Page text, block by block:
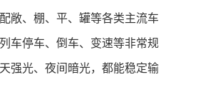
敞、棚、平、罐等各类主流车
车停车、倒车、变速等非常规
强光、夜间暗光，都能稳定输